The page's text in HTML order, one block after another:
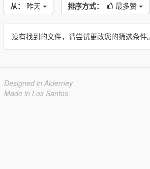
从： 昨天 排序方式： 最多赞
没有找到的文件，请尝试更改您的筛选条件。
Designed in Alderney
Made in Los Santos